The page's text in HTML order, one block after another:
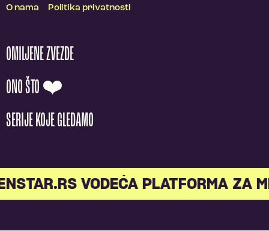
O nama Politika privatnosti
OMILJENE ZVEZDE
ONO ŠTO ❤️
SERIJE KOJE GLEDAMO
VODEĆA PLATFORMA ZA